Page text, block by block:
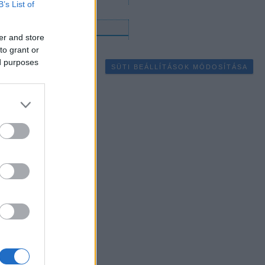
List of
and store
grant or
purposes
SÜTI BEÁLLÍTÁSOK MÓDOSÍTÁSA